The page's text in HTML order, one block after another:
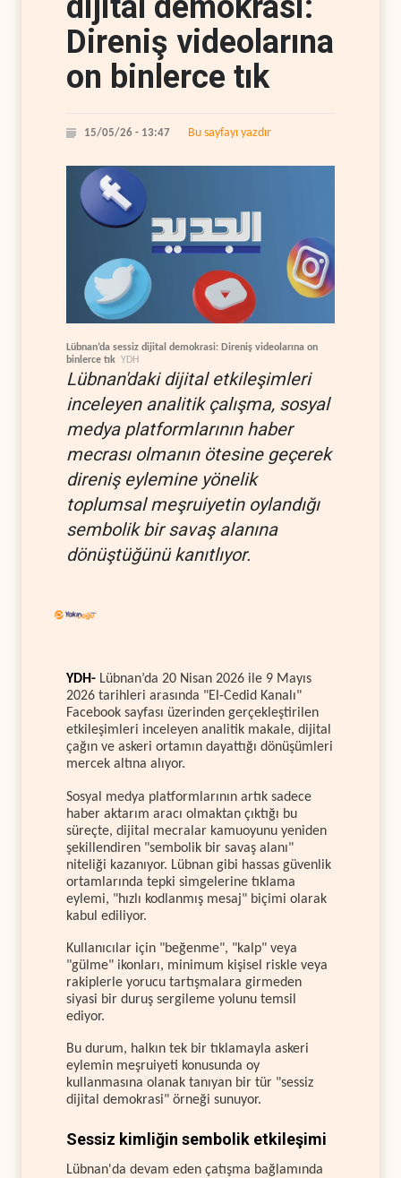
Direniş videolarına
on binlerce tık
15/05/26 - 13:47 Bu sayfayı yazdır
Lübnan’da sessiz dijital demokrasi: Direniş videolarına on
binlerce tık YDH
Lübnan'daki dijital etkileşimleri
inceleyen analitik çalışma, sosyal
medya platformlarının haber
mecrası olmanın ötesine geçerek
direniş eylemine yönelik
toplumsal meşruiyetin oylandığı
sembolik bir savaş alanına
dönüştüğünü kanıtlıyor.
YDH- Lübnan’da 20 Nisan 2026 ile 9 Mayıs
2026 tarihleri arasında "El-Cedid Kanalı"
Facebook sayfası üzerinden gerçekleştirilen
etkileşimleri inceleyen analitik makale, dijital
çağın ve askeri ortamın dayattığı dönüşümleri
mercek altına alıyor.
Sosyal medya platformlarının artık sadece
haber aktarım aracı olmaktan çıktığı bu
süreçte, dijital mecralar kamuoyunu yeniden
şekillendiren "sembolik bir savaş alanı"
niteliği kazanıyor. Lübnan gibi hassas güvenlik
ortamlarında tepki simgelerine tıklama
eylemi, "hızlı kodlanmış mesaj" biçimi olarak
kabul ediliyor.
Kullanıcılar için "beğenme", "kalp" veya
"gülme" ikonları, minimum kişisel riskle veya
rakiplerle yorucu tartışmalara girmeden
siyasi bir duruş sergileme yolunu temsil
ediyor.
Bu durum, halkın tek bir tıklamayla askeri
eylemin meşruiyeti konusunda oy
kullanmasına olanak tanıyan bir tür "sessiz
dijital demokrasi" örneği sunuyor.
Sessiz kimliğin sembolik etkileşimi
Lübnan'da devam eden çatışma bağlamında